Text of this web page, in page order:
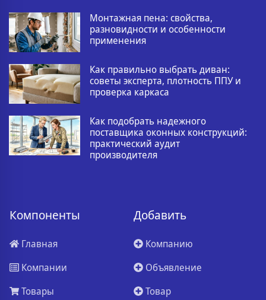
Монтажная пена: свойства,
разновидности и особенности
применения
Как правильно выбрать диван:
советы эксперта, плотность ППУ и
проверка каркаса
Как подобрать надежного
поставщика оконных конструкций:
практический аудит
производителя
Компоненты
Главная
Компании
Товары
Добавить
Компанию
Объявление
Товар